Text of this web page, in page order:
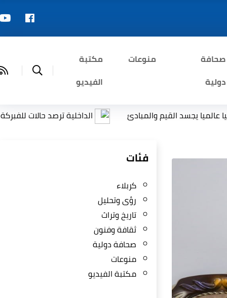
صحافة
دولية
منوعات
مكتبة
الفيديو
والمبادئ الداخلية ترصد حالات للفبركة عبر الذكاء
فئات
كربلاء
رؤى وتحليل
تاريخ وتراث
ثقافة وفنون
صحافة دولية
منوعات
مكتبة الفيديو